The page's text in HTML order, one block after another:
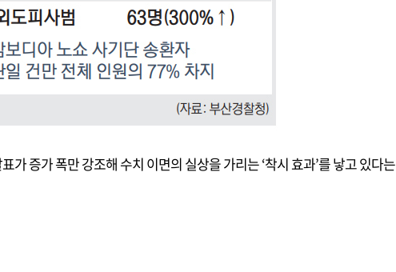
가 증가 폭만 강조해 수치 이면의 실상을 가리는 ‘착시 효과’를 낳고 있다는